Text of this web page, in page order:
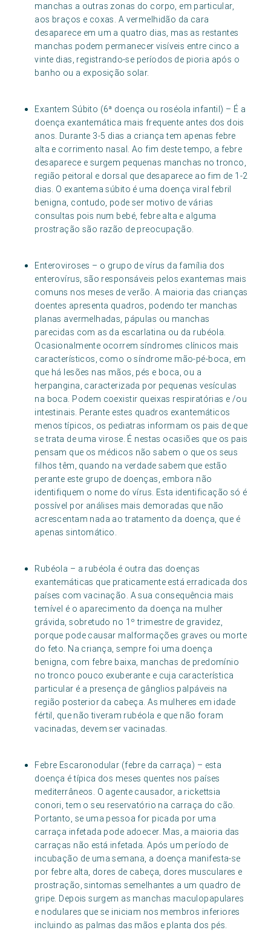
manchas a outras zonas do corpo, em particular,
aos braços e coxas. A vermelhidão da cara
desaparece em um a quatro dias, mas as restantes
manchas podem permanecer visíveis entre cinco a
vinte dias, registrando-se períodos de pioria após o
banho ou a exposição solar.
Exantem Súbito (6ª doença ou roséola infantil) – É a
doença exantemática mais frequente antes dos dois
anos. Durante 3-5 dias a criança tem apenas febre
alta e corrimento nasal. Ao fim deste tempo, a febre
desaparece e surgem pequenas manchas no tronco,
região peitoral e dorsal que desaparece ao fim de 1-2
dias. O exantema súbito é uma doença viral febril
benigna, contudo, pode ser motivo de várias
consultas pois num bebé, febre alta e alguma
prostração são razão de preocupação.
Enteroviroses – o grupo de vírus da família dos
enterovírus, são responsáveis pelos exantemas mais
comuns nos meses de verão. A maioria das crianças
doentes apresenta quadros, podendo ter manchas
planas avermelhadas, pápulas ou manchas
parecidas com as da escarlatina ou da rubéola.
Ocasionalmente ocorrem síndromes clínicos mais
característicos, como o síndrome mão-pé-boca, em
que há lesões nas mãos, pés e boca, ou a
herpangina, caracterizada por pequenas vesículas
na boca. Podem coexistir queixas respiratórias e /ou
intestinais. Perante estes quadros exantemáticos
menos típicos, os pediatras informam os pais de que
se trata de uma virose. É nestas ocasiões que os pais
pensam que os médicos não sabem o que os seus
filhos têm, quando na verdade sabem que estão
perante este grupo de doenças, embora não
identifiquem o nome do vírus. Esta identificação só é
possível por análises mais demoradas que não
acrescentam nada ao tratamento da doença, que é
apenas sintomático.
Rubéola – a rubéola é outra das doenças
exantemáticas que praticamente está erradicada dos
países com vacinação. A sua consequência mais
temível é o aparecimento da doença na mulher
grávida, sobretudo no 1º trimestre de gravidez,
porque pode causar malformações graves ou morte
do feto. Na criança, sempre foi uma doença
benigna, com febre baixa, manchas de predomínio
no tronco pouco exuberante e cuja característica
particular é a presença de gânglios palpáveis na
região posterior da cabeça. As mulheres em idade
fértil, que não tiveram rubéola e que não foram
vacinadas, devem ser vacinadas.
Febre Escaronodular (febre da carraça) – esta
doença é típica dos meses quentes nos países
mediterrâneos. O agente causador, a rickettsia
conori, tem o seu reservatório na carraça do cão.
Portanto, se uma pessoa for picada por uma
carraça infetada pode adoecer. Mas, a maioria das
carraças não está infetada. Após um período de
incubação de uma semana, a doença manifesta-se
por febre alta, dores de cabeça, dores musculares e
prostração, sintomas semelhantes a um quadro de
gripe. Depois surgem as manchas maculopapulares
e nodulares que se iniciam nos membros inferiores
incluindo as palmas das mãos e planta dos pés.